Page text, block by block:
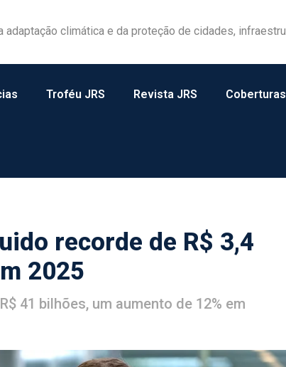
protagonismo na gestão de riscos no campo
Troféu JRS Revista JRS Coberturas
recorde de R$ 3,4
2025
41 bilhões, um aumento de 12% em